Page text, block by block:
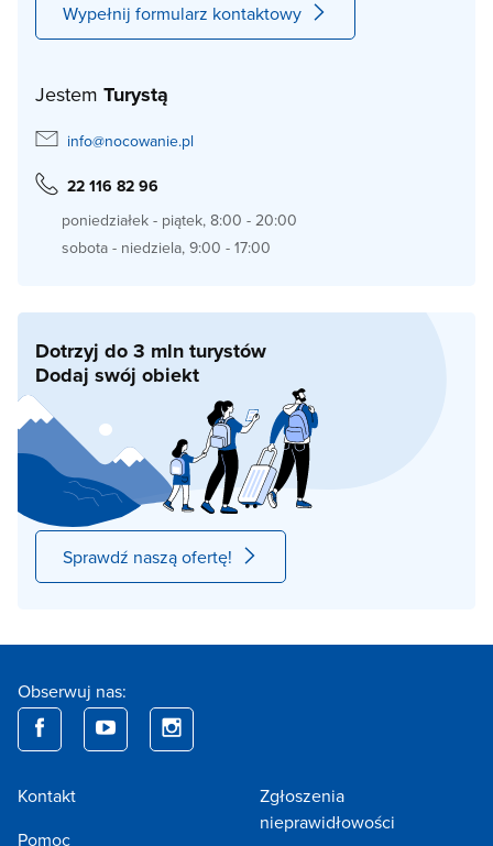
Wypełnij formularz kontaktowy
Jestem Turystą
info@nocowanie.pl
22 116 82 96
poniedziałek - piątek, 8:00 - 20:00
sobota - niedziela, 9:00 - 17:00
Dotrzyj do 3 mln turystów
Dodaj swój obiekt
Sprawdź naszą ofertę!
Obserwuj nas:
Kontakt
Pomoc
Zgłoszenia
nieprawidłowości